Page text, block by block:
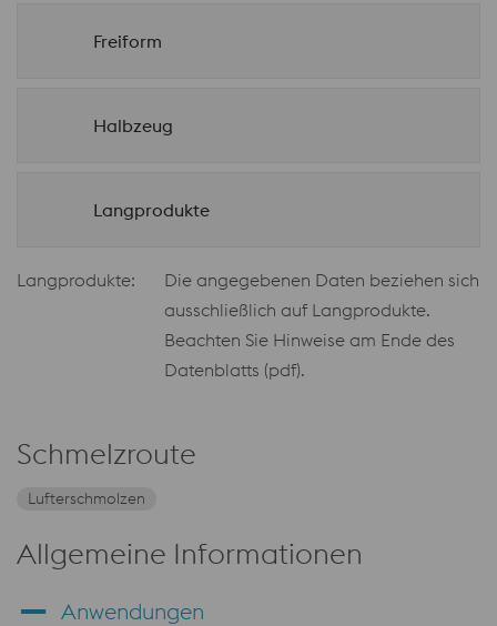
Freiform
Halbzeug
Langprodukte
Langprodukte:
Die angegebenen Daten beziehen sich
ausschließlich auf Langprodukte.
Beachten Sie Hinweise am Ende des
Datenblatts (pdf).
Schmelzroute
Lufterschmolzen
Allgemeine Informationen
Anwendungen